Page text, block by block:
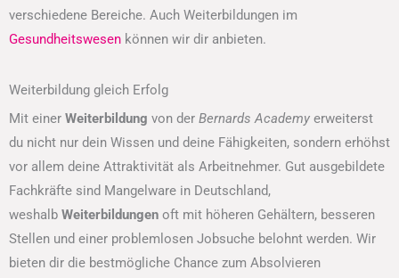
verschiedene Bereiche. Auch Weiterbildungen im
Gesundheitswesen können wir dir anbieten.
Weiterbildung gleich Erfolg
Mit einer Weiterbildung von der Bernards Academy erweiterst
du nicht nur dein Wissen und deine Fähigkeiten, sondern erhöhst
vor allem deine Attraktivität als Arbeitnehmer. Gut ausgebildete
Fachkräfte sind Mangelware in Deutschland,
weshalb Weiterbildungen oft mit höheren Gehältern, besseren
Stellen und einer problemlosen Jobsuche belohnt werden. Wir
bieten dir die bestmögliche Chance zum Absolvieren